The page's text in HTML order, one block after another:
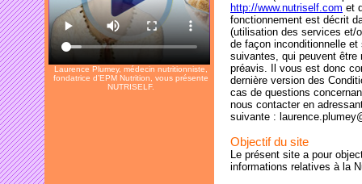
Laurence Plumey, médecin nutritionniste,
fondatrice d’EPM Nutrition, vous présente
NUTRISELF.
http://www.nutriself.com et
fonctionnement est décrit
(utilisation des services et/
de façon inconditionnelle
suivantes, qui peuvent
préavis. Il vous est donc
dernière version des
cas de questions
nous contacter en
suivante :
Objectif du site
Le présent site a pour
informations relatives à la